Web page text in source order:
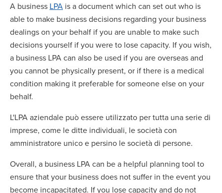
A business LPA is a document which can set out who is
able to make business decisions regarding your business
dealings on your behalf if you are unable to make such
decisions yourself if you were to lose capacity. If you wish,
a business LPA can also be used if you are overseas and
you cannot be physically present, or if there is a medical
condition making it preferable for someone else on your
behalf.
L'LPA aziendale può essere utilizzato per tutta una serie di
imprese, come le ditte individuali, le società con
amministratore unico e persino le società di persone.
Overall, a business LPA can be a helpful planning tool to
ensure that your business does not suffer in the event you
become incapacitated. If you lose capacity and do not